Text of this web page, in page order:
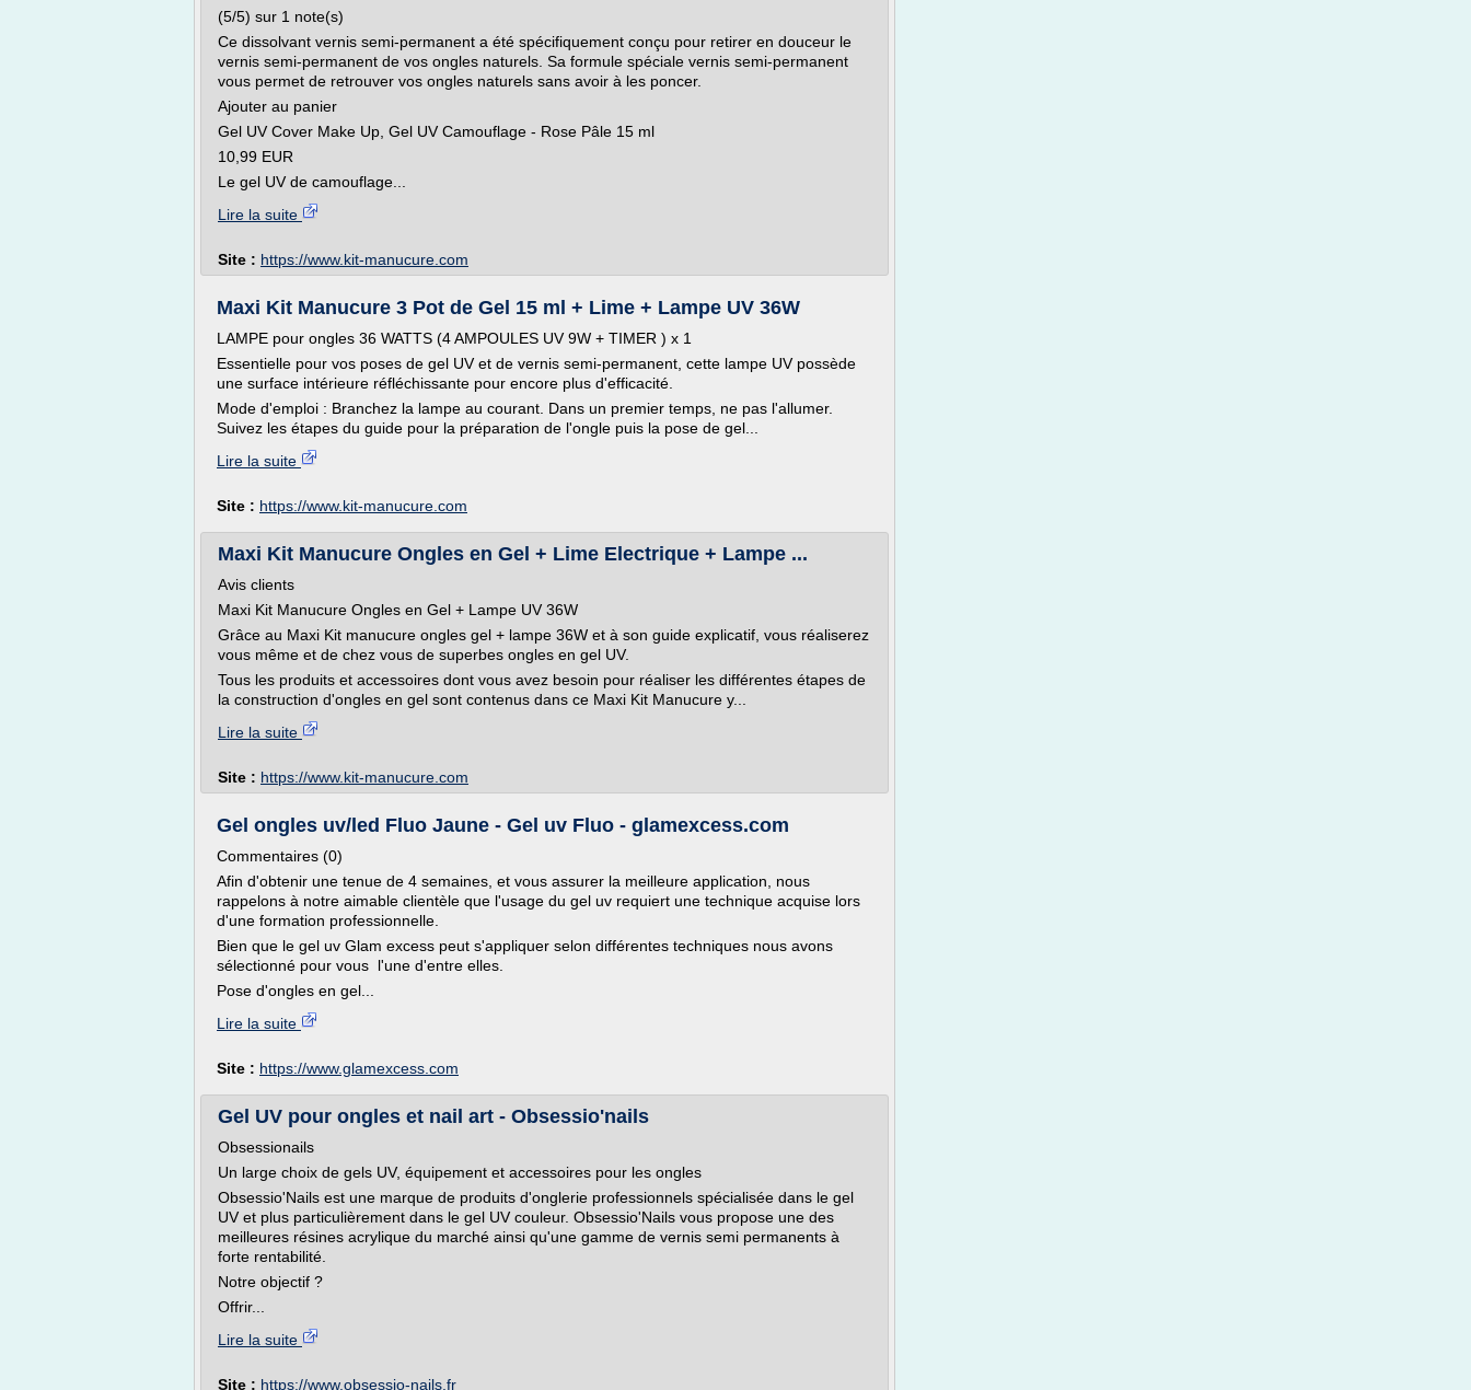
(5/5) sur 1 note(s)
Ce dissolvant vernis semi-permanent a été spécifiquement conçu pour retirer en douceur le
vernis semi-permanent de vos ongles naturels. Sa formule spéciale vernis semi-permanent
vous permet de retrouver vos ongles naturels sans avoir à les poncer.
Ajouter au panier
Gel UV Cover Make Up, Gel UV Camouflage - Rose Pâle 15 ml
10,99 EUR
Le gel UV de camouflage...
Lire la suite
Site : https://www.kit-manucure.com
Maxi Kit Manucure 3 Pot de Gel 15 ml + Lime + Lampe UV 36W
LAMPE pour ongles 36 WATTS (4 AMPOULES UV 9W + TIMER ) x 1
Essentielle pour vos poses de gel UV et de vernis semi-permanent, cette lampe UV possède
une surface intérieure réfléchissante pour encore plus d'efficacité.
Mode d'emploi : Branchez la lampe au courant. Dans un premier temps, ne pas l'allumer.
Suivez les étapes du guide pour la préparation de l'ongle puis la pose de gel...
Lire la suite
Site : https://www.kit-manucure.com
Maxi Kit Manucure Ongles en Gel + Lime Electrique + Lampe ...
Avis clients
Maxi Kit Manucure Ongles en Gel + Lampe UV 36W
Grâce au Maxi Kit manucure ongles gel + lampe 36W et à son guide explicatif, vous réaliserez
vous même et de chez vous de superbes ongles en gel UV.
Tous les produits et accessoires dont vous avez besoin pour réaliser les différentes étapes de
la construction d'ongles en gel sont contenus dans ce Maxi Kit Manucure y...
Lire la suite
Site : https://www.kit-manucure.com
Gel ongles uv/led Fluo Jaune - Gel uv Fluo - glamexcess.com
Commentaires (0)
Afin d'obtenir une tenue de 4 semaines, et vous assurer la meilleure application, nous
rappelons à notre aimable clientèle que l'usage du gel uv requiert une technique acquise lors
d'une formation professionnelle.
Bien que le gel uv Glam excess peut s'appliquer selon différentes techniques nous avons
sélectionné pour vous l'une d'entre elles.
Pose d'ongles en gel...
Lire la suite
Site : https://www.glamexcess.com
Gel UV pour ongles et nail art - Obsessio'nails
Obsessionails
Un large choix de gels UV, équipement et accessoires pour les ongles
Obsessio'Nails est une marque de produits d'onglerie professionnels spécialisée dans le gel
UV et plus particulièrement dans le gel UV couleur. Obsessio'Nails vous propose une des
meilleures résines acrylique du marché ainsi qu'une gamme de vernis semi permanents à
forte rentabilité.
Notre objectif ?
Offrir...
Lire la suite
Site : https://www.obsessio-nails.fr